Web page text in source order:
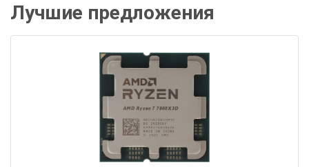
Лучшие предложения